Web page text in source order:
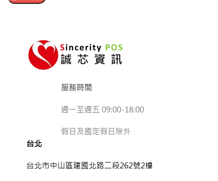
服務時間
週一至週五 09:00-18:00
假日及國定假日除外
台北
台北市中山區建國北路二段262號2樓